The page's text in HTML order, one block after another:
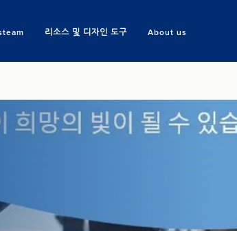
리소스 및 디자인 도구 About us
Search